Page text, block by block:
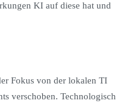
KI auf diese hat und
Fokus von der lokalen TI
verschoben. Technologisch